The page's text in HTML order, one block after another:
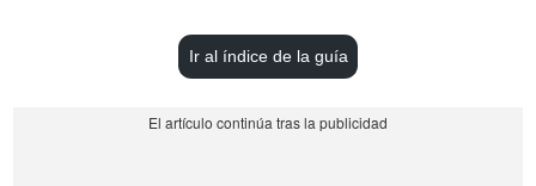
Ir al índice de la guía